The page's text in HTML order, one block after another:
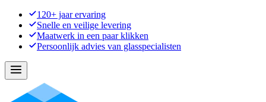
120+ jaar ervaring
Snelle en veilige levering
Maatwerk in een paar klikken
Persoonlijk advies van glasspecialisten